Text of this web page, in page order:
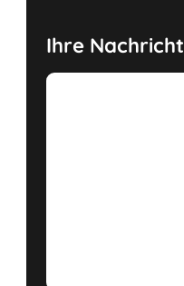
Ihre Nachricht